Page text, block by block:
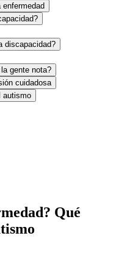
enfermedad
discapacidad?
gente nota?
cuidadosa
autismo
Qué